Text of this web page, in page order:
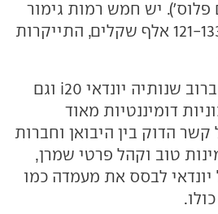
פלוס'). יש חמש רמות גימור
והמחירים נעים בין 121-133 אלף שקלים, התייקרות
ברוב שנותיה יונדאי i20 וגם
דומיננטיות מאוד
הדוק בין היבואן וחברות
טוב וקהל פרטי שמרן,
יונדאי לבסס את מעמדה כמו